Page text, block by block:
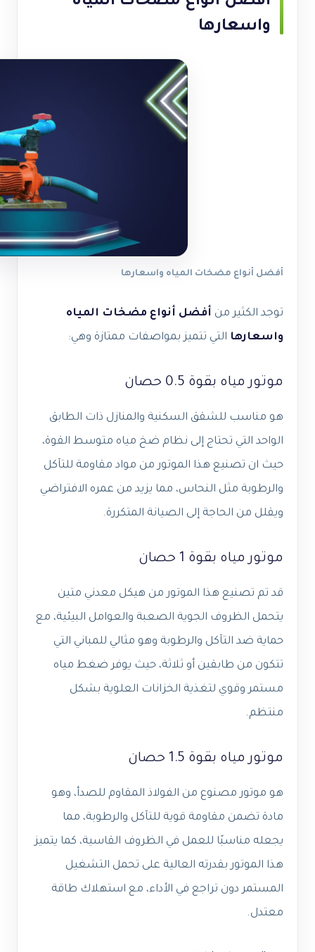
واسعارها
أفضل أنواع مضخات المياه واسعارها
توجد الكثير من أفضل أنواع مضخات المياه
واسعارها التي تتميز بمواصفات ممتازة وهي:
موتور مياه بقوة 0.5 حصان
هو مناسب للشقق السكنية والمنازل ذات الطابق
الواحد التي تحتاج إلى نظام ضخ مياه متوسط القوة،
حيث ان تصنيع هذا الموتور من مواد مقاومة للتآكل
والرطوبة مثل النحاس، مما يزيد من عمره الافتراضي
ويقلل من الحاجة إلى الصيانة المتكررة.
موتور مياه بقوة 1 حصان
قد تم تصنيع هذا الموتور من هيكل معدني متين
يتحمل الظروف الجوية الصعبة والعوامل البيئية، مع
حماية ضد التآكل والرطوبة وهو مثالي للمباني التي
تتكون من طابقين أو ثلاثة، حيث يوفر ضغط مياه
مستمر وقوي لتغذية الخزانات العلوية بشكل
منتظم.
موتور مياه بقوة 1.5 حصان
هو موتور مصنوع من الفولاذ المقاوم للصدأ، وهو
مادة تضمن مقاومة قوية للتآكل والرطوبة، مما
يجعله مناسبًا للعمل في الظروف القاسية، كما يتميز
هذا الموتور بقدرته العالية على تحمل التشغيل
المستمر دون تراجع في الأداء، مع استهلاك طاقة
معتدل.